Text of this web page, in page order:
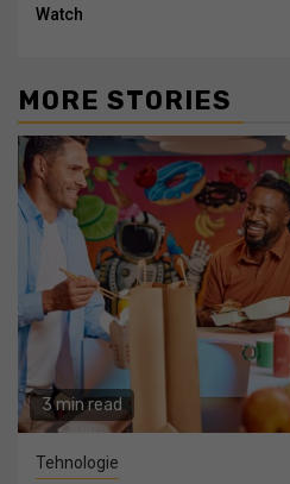
Watch
MORE STORIES
3 min read
Tehnologie